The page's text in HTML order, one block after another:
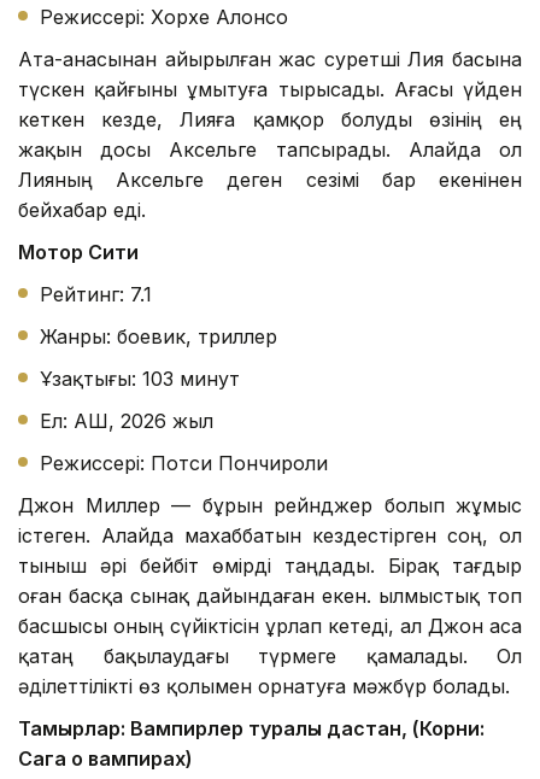
Режиссері: Хорхе Алонсо
Ата-анасынан айырылған жас суретші Лия басына
түскен қайғыны ұмытуға тырысады. Ағасы үйден
кеткен кезде, Лияға қамқор болуды өзінің ең
жақын досы Аксельге тапсырады. Алайда ол
Лияның Аксельге деген сезімі бар екенінен
бейхабар еді.
Мотор Сити
Рейтинг: 7.1
Жанры: боевик, триллер
Ұзақтығы: 103 минут
Ел: АҚШ, 2026 жыл
Режиссері: Потси Пончироли
Джон Миллер — бұрын рейнджер болып жұмыс
істеген. Алайда махаббатын кездестірген соң, ол
тыныш әрі бейбіт өмірді таңдады. Бірақ тағдыр
оған басқа сынақ дайындаған екен. Қылмыстық топ
басшысы оның сүйіктісін ұрлап кетеді, ал Джон аса
қатаң бақылаудағы түрмеге қамалады. Ол
әділеттілікті өз қолымен орнатуға мәжбүр болады.
Тамырлар: Вампирлер туралы дастан, (Корни:
Сага о вампирах)